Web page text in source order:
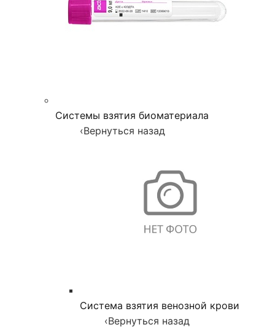
Системы взятия биоматериала
‹Вернуться назад
Система взятия венозной крови
‹Вернуться назад